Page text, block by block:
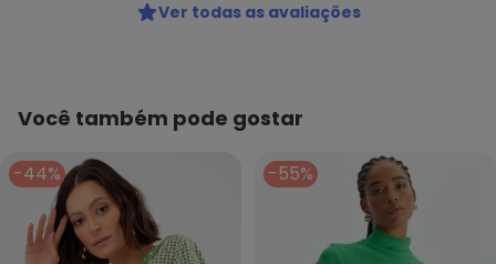
Ver todas as avaliações
Você também pode gostar
-44% -55%